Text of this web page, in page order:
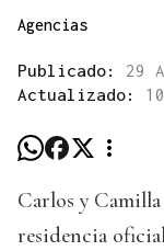
Agencias
Publicado: 29
Actualizado:
Carlos y
residencia